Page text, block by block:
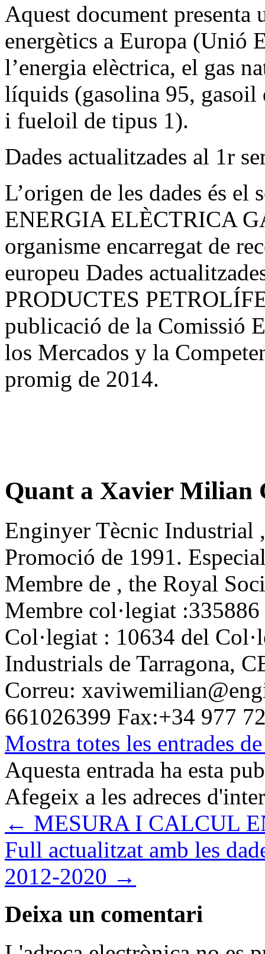
Aquest document presenta
energètics a Europa (Unió
l’energia elèctrica, el gas
líquids (gasolina 95, gasoil
i fueloil de tipus 1).
Dades actualitzades al 1r
L’origen de les dades és el
ENERGIA ELÈCTRICA
organisme encarregat de
europeu Dades
PRODUCTES
publicació de la Comissió
los Mercados y la
promig de 2014.
Quant a Xavier Milian
Enginyer Tècnic Industrial
Promoció de 1991.
Membre de , the Royal
Membre col·legiat
Col·legiat : 10634 del
Industrials de Tarragona,
Correu:
661026399 Fax:+34 977
Mostra totes les entrades
Aquesta entrada ha esta
Afegeix a les adreces
← MESURA I CALCUL
Full actualitzat amb les
2012-2020 →
Deixa un comentari